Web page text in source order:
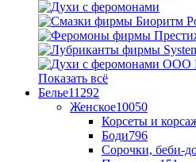
Показать всё
Белье11292
Женское10050
Корсеты и
Боди796
Сорочки, беби-